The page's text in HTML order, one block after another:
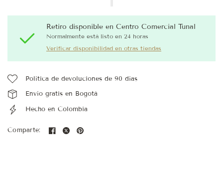
Retiro disponible enCentro Comercial Tunal
Normalmente está listo en 24 horas
Verificar disponibilidad en otras tiendas
Política de devoluciones de 90 días
Envío gratis en Bogotá
Hecho en Colombia
Comparte: